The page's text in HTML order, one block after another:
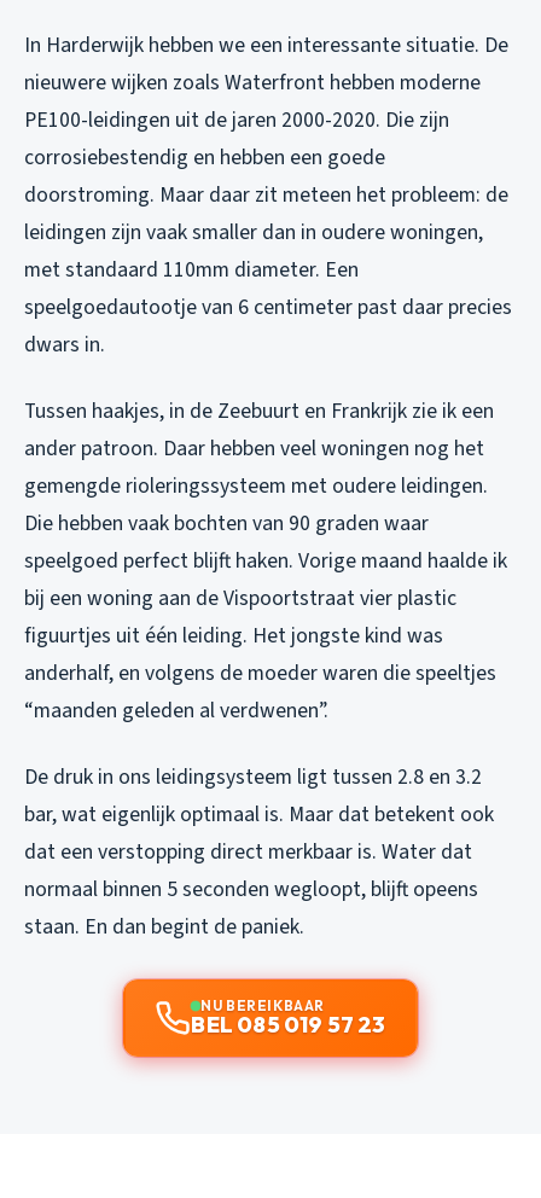
In Harderwijk hebben we een interessante situatie. De
nieuwere wijken zoals Waterfront hebben moderne
PE100-leidingen uit de jaren 2000-2020. Die zijn
corrosiebestendig en hebben een goede
doorstroming. Maar daar zit meteen het probleem: de
leidingen zijn vaak smaller dan in oudere woningen,
met standaard 110mm diameter. Een
speelgoedautootje van 6 centimeter past daar precies
dwars in.
Tussen haakjes, in de Zeebuurt en Frankrijk zie ik een
ander patroon. Daar hebben veel woningen nog het
gemengde rioleringssysteem met oudere leidingen.
Die hebben vaak bochten van 90 graden waar
speelgoed perfect blijft haken. Vorige maand haalde ik
bij een woning aan de Vispoortstraat vier plastic
figuurtjes uit één leiding. Het jongste kind was
anderhalf, en volgens de moeder waren die speeltjes
“maanden geleden al verdwenen”.
De druk in ons leidingsysteem ligt tussen 2.8 en 3.2
bar, wat eigenlijk optimaal is. Maar dat betekent ook
dat een verstopping direct merkbaar is. Water dat
normaal binnen 5 seconden wegloopt, blijft opeens
staan. En dan begint de paniek.
NU BEREIKBAAR
BEL 085 019 57 23